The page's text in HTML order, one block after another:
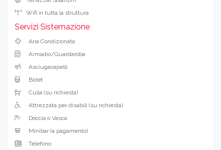
Wifi in tutta la struttura
Servizi Sistemazione
Aria Condizionata
Armadio/Guardaroba
Asciugacapelli
Bidet
Culla (su richiesta)
Attrezzata per disabili (su richiesta)
Doccia o Vasca
Minibar (a pagamento)
Telefono